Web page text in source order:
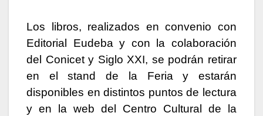
Los libros, realizados en convenio con
Editorial Eudeba y con la colaboración
del Conicet y Siglo XXI, se podrán retirar
en el stand de la Feria y estarán
disponibles en distintos puntos de lectura
y en la web del Centro Cultural de la